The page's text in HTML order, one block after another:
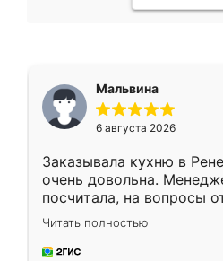
Мальвина
6 августа 2026
Заказывала кухню в
очень довольна.
посчитала, на вопросы
Замерщик приехал в
делу со всей
за день, ребята
Читать полностью